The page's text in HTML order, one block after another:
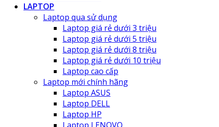
LAPTOP
Laptop qua sử dụng
Laptop giá rẻ dưới 3 triệu
Laptop giá rẻ dưới 5 triệu
Laptop giá rẻ dưới 8 triệu
Laptop giá rẻ dưới 10 triệu
Laptop cao cấp
Laptop mới chính hãng
Laptop ASUS
Laptop DELL
Laptop HP